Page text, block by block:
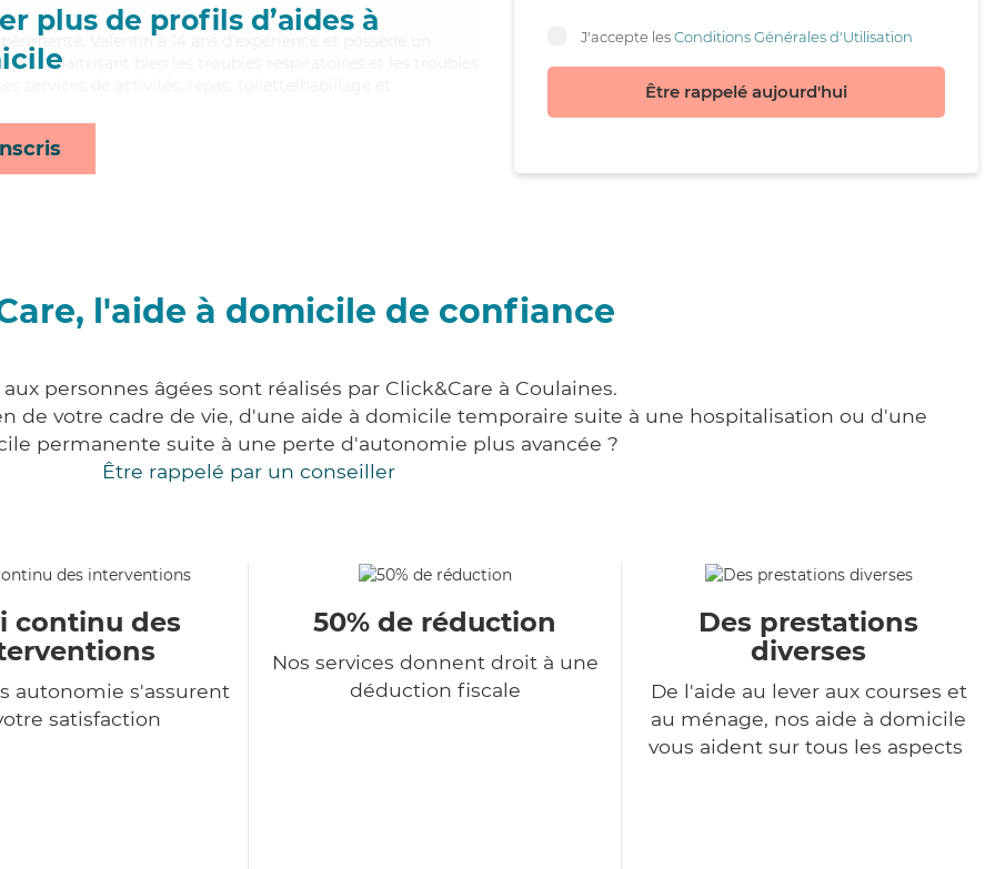
plus de profils d’aides à
Valentin a 14 ans d'expérience et possède un
(AS). Maitrisant bien les troubles respiratoires et les troubles
J'accepte lesConditions Générales d'Utilisation
Être rappelé aujourd'hui
l'aide à domicile de confiance
aux personnes âgées sont réalisés par Click&Care à Coulaines.
de votre cadre de vie, d'une aide à domicile temporaire suite à une hospitalisation ou d'une
permanente suite à une perte d'autonomie plus avancée ?
Être rappelé par un conseiller
continu des
autonomie s'assurent
satisfaction
50% de réduction
Nos services donnent droit à une
déduction fiscale
Des prestations
diverses
De l'aide au lever aux courses et
au ménage, nos aide à domicile
vous aident sur tous les aspects